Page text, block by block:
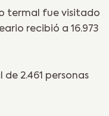
termal fue visitado
recibió a 16.973
2.461 personas